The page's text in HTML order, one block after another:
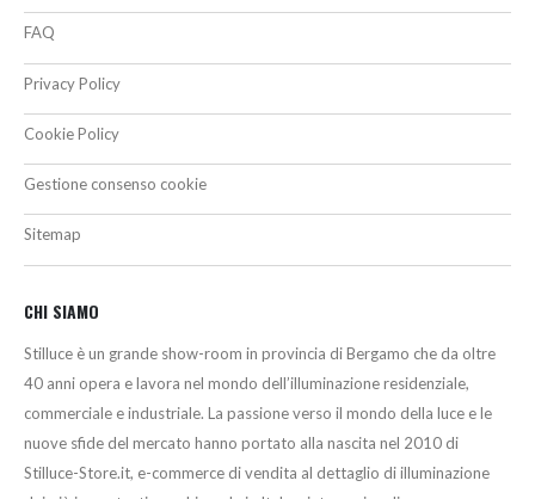
FAQ
Privacy Policy
Cookie Policy
Gestione consenso cookie
Sitemap
CHI SIAMO
Stilluce è un grande show-room in provincia di Bergamo che da oltre
40 anni opera e lavora nel mondo dell’illuminazione residenziale,
commerciale e industriale. La passione verso il mondo della luce e le
nuove sfide del mercato hanno portato alla nascita nel 2010 di
Stilluce-Store.it, e-commerce di vendita al dettaglio di illuminazione